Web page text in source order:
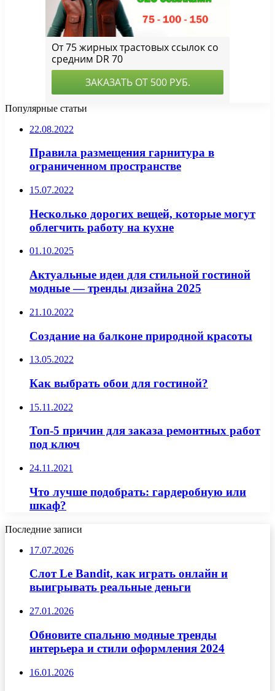
Популярные статьи
22.08.2022
Правила размещения гарнитура в
ограниченном пространстве
15.07.2022
Несколько дорогих вещей, которые могут
облегчить работу на кухне
01.10.2025
Актуальные идеи для стильной гостиной
модные — тренды дизайна 2025
21.10.2022
Создание на балконе природной красоты
13.05.2022
Как выбрать обои для гостиной?
15.11.2022
Топ-5 причин для заказа ремонтных работ
под ключ
24.11.2021
Что лучше подобрать: гардеробную или
шкаф?
Последние записи
17.07.2026
Слот Le Bandit, как играть онлайн и
выигрывать реальные деньги
27.01.2026
Обновите спальню модные тренды
интерьера и стили оформления 2024
16.01.2026